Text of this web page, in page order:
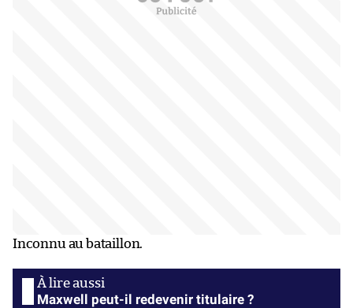
Inconnu au bataillon.
Maxwell peut-il redevenir titulaire ?